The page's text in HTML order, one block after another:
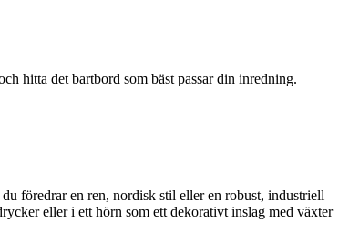
hitta det bartbord som bäst passar din inredning.
föredrar en ren, nordisk stil eller en robust, industriell
eller i ett hörn som ett dekorativt inslag med växter